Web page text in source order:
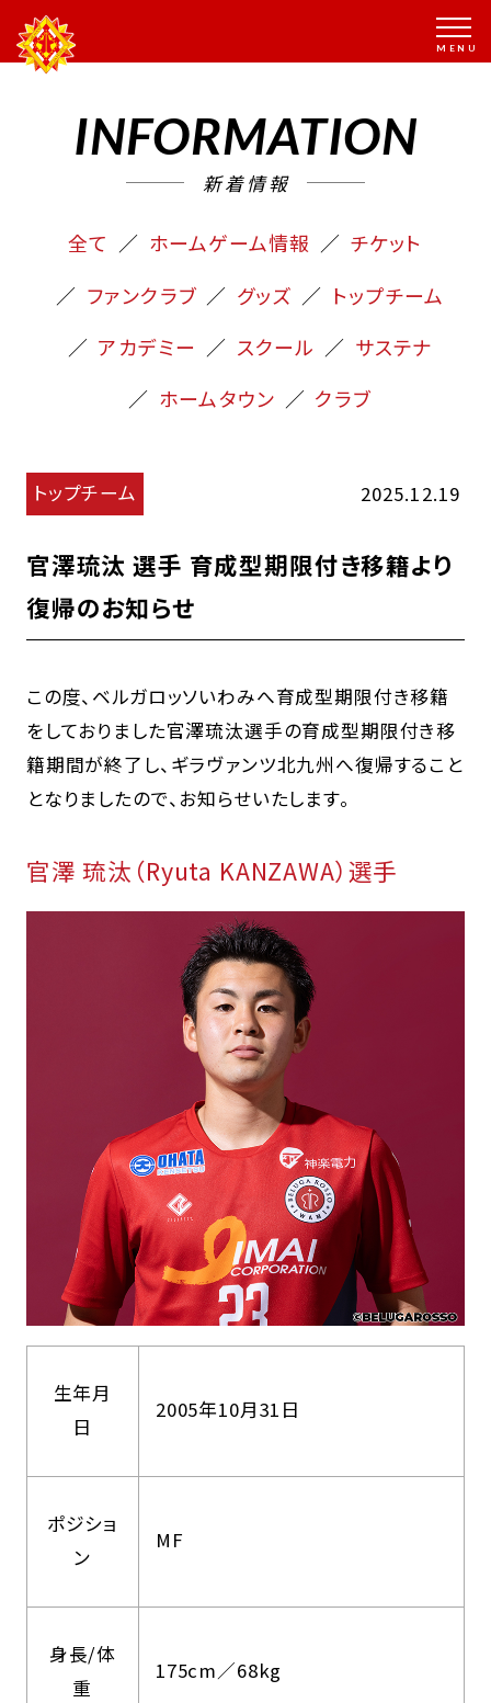
INFORMATION
新着情報
全て ホームゲーム情報
チケット
ファンクラブ
グッズ
トップチーム
アカデミー
スクール
サステナ
ホームタウン
クラブ
トップチーム 2025.12.19
官澤琉汰 選手 育成型期限付き移籍より
復帰のお知らせ
この度、ベルガロッソいわみへ育成型期限付き移籍
をしておりました官澤琉汰選手の育成型期限付き移
籍期間が終了し、ギラヴァンツ北九州へ復帰すること
となりましたので、お知らせいたします。
官澤 琉汰（Ryuta KANZAWA）選手
生年月
日
2005年10月31日
ポジショ
ン
MF
身長/体
重
175cm／68kg